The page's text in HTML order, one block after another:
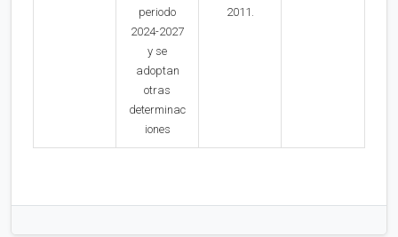
periodo
2024-2027
y se
adoptan
otras
determinac
iones
2011.